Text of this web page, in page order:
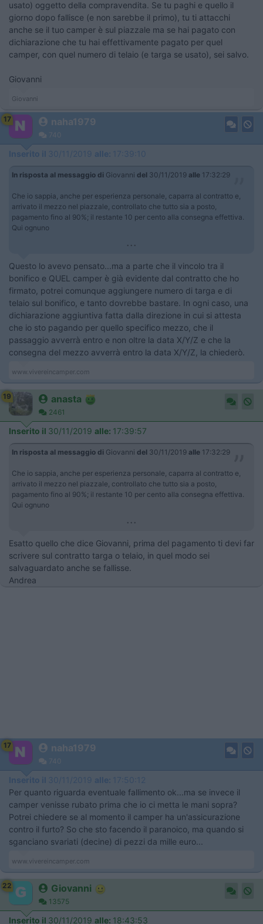
usato) oggetto della compravendita. Se tu paghi e quello il
giorno dopo fallisce (e non sarebbe il primo), tu ti attacchi
anche se il tuo camper è sul piazzale ma se hai pagato con
dichiarazione che tu hai effettivamente pagato per quel
camper, con quel numero di telaio (e targa se usato), sei salvo.
Giovanni
Giovanni
17 naha1979
740
Inserito il 30/11/2019 alle: 17:39:10
In risposta al messaggio di Giovanni del 30/11/2019 alle 17:32:29
Che io sappia, anche per esperienza personale, caparra al contratto e,
arrivato il mezzo nel piazzale, controllato che tutto sia a posto,
pagamento fino al 90%; il restante 10 per cento alla consegna effettiva.
Qui ognuno
...
Questo lo avevo pensato...ma a parte che il vincolo tra il
bonifico e QUEL camper è già evidente dal contratto che ho
firmato, potrei comunque aggiungere numero di targa e di
telaio sul bonifico, e tanto dovrebbe bastare. In ogni caso, una
dichiarazione aggiuntiva fatta dalla direzione in cui si attesta
che io sto pagando per quello specifico mezzo, che il
passaggio avverrà entro e non oltre la data X/Y/Z e che la
consegna del mezzo avverrà entro la data X/Y/Z, la chiederò.
www.vivereincamper.com
19 anasta
2461
Inserito il 30/11/2019 alle: 17:39:57
In risposta al messaggio di Giovanni del 30/11/2019 alle 17:32:29
Che io sappia, anche per esperienza personale, caparra al contratto e,
arrivato il mezzo nel piazzale, controllato che tutto sia a posto,
pagamento fino al 90%; il restante 10 per cento alla consegna effettiva.
Qui ognuno
...
Esatto quello che dice Giovanni, prima del pagamento ti devi far
scrivere sul contratto targa o telaio, in quel modo sei
salvaguardato anche se fallisse.
Andrea
17 naha1979
740
Inserito il 30/11/2019 alle: 17:50:12
Per quanto riguarda eventuale fallimento ok...ma se invece il
camper venisse rubato prima che io ci metta le mani sopra?
Potrei chiedere se al momento il camper ha un'assicurazione
contro il furto? So che sto facendo il paranoico, ma quando si
sganciano svariati (decine) di pezzi da mille euro...
www.vivereincamper.com
22 Giovanni
13575
Inserito il 30/11/2019 alle: 18:43:53